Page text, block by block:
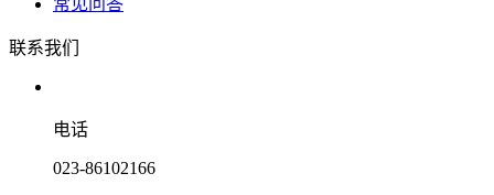
常见问答
联系我们
电话
023-86102166